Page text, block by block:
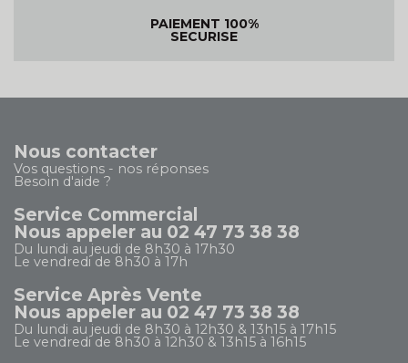
PAIEMENT 100%
SECURISE
Nous contacter
Vos questions - nos réponses
Besoin d'aide ?
Service Commercial
Nous appeler au 02 47 73 38 38
Du lundi au jeudi de 8h30 à 17h30
Le vendredi de 8h30 à 17h
Service Après Vente
Nous appeler au 02 47 73 38 38
Du lundi au jeudi de 8h30 à 12h30 & 13h15 à 17h15
Le vendredi de 8h30 à 12h30 & 13h15 à 16h15